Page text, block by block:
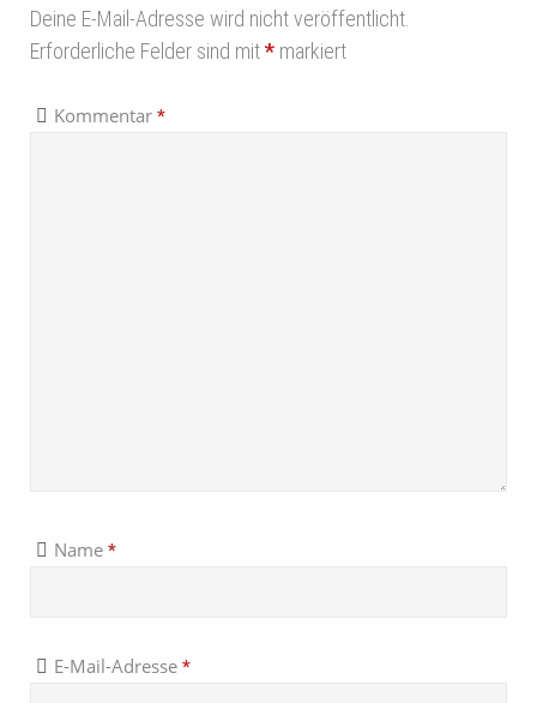
Deine E-Mail-Adresse wird nicht veröffentlicht.
Erforderliche Felder sind mit* markiert
Kommentar *
Name *
E-Mail-Adresse *